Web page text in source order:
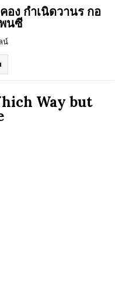
อง กำเนิดวานร กอ
นซี
น์
Way but